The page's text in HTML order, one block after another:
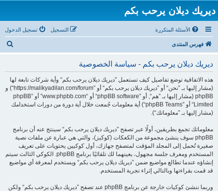
ديريك ديلان يرحب بكم
الأسئلة المتكررة تسجيل الدخول التسجيل
فهرس المنتدى
ديريك ديلان يرحب بكم - سياسة الخصوصية
هذه الاتفاقية توضع تفاصيل كيف تستعمل ”ديريك ديلان يرحب بكم“ وأية شركات تابعة لها
(مشار إليها بـ ”نحن“ أو ”ديريك ديلان يرحب بكم“ أو ”https://malikyadilan.com/forum“) و
phpBB (مشار إليها بـ ”هم“, أو ”phpBB software“ أو “www.phpbb.com” أو ”phpBB
Limited“ أو ”phpBB Teams“) أية معلومات جُمعت خلال أية دورة من دورات استخدامك
(مشار إليها بـ ”معلوماتك“).
معلوماتك تجمع بطريقين، أولًا عبر تصفح ”ديريك ديلان يرحب بكم“ سينتج عنه أن برنامج
phpBB سوف ينشئ مجموعة من الكعكات (كوكيز)، والتي هي عبارة عن ملفات نصية
صغيرة تُحمل إلى المجلد المؤقت لمتصفح جهازك، أول كوكيين يحتويات على تعريف
المستخدم ومعرف جلسة مجهول، يعينهما لك تلقائيًا برنامج phpBB. الكوكي الثالث سيتم
إنشاؤه عندما تطالع مواضيع ضمن ”ديريك ديلان يرحب بكم“ ويستخدم لمعرفة أي مواضيع
قد قمت بقراءتها وبالتالي إثراء تجربة المستخدم.
وربما ننشئ كوكيات خارجة عن برنامج phpBB عند تصفح ”ديريك ديلان يرحب بكم“ ولكن